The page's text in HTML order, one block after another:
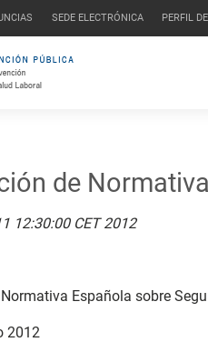
SEDE ELECTRÓNICA PERFIL
de
12:30:00 CET 2012
Española sobre
2012